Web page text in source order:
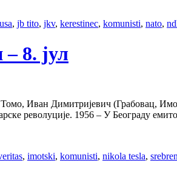
, jb tito, jkv, kerestinec, komunisti, nato,
8. јул
Иван Димитријевич (Грабовац,
револуције. 1956 – У Београду
, imotski, komunisti, nikola tesla,